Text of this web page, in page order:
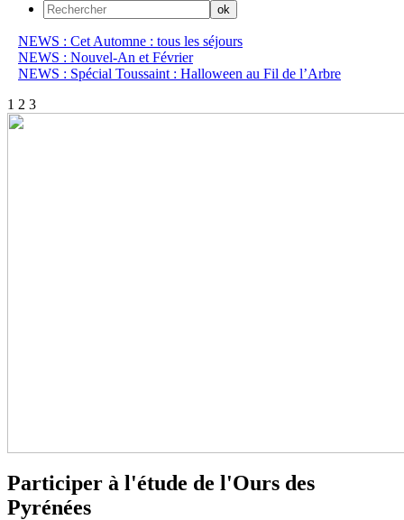
NEWS : Cet Automne : tous les séjours
NEWS : Nouvel-An et Février
NEWS : Spécial Toussaint : Halloween au Fil de l’Arbre
1 2 3
Participer à l'étude de l'Ours des
Pyrénées